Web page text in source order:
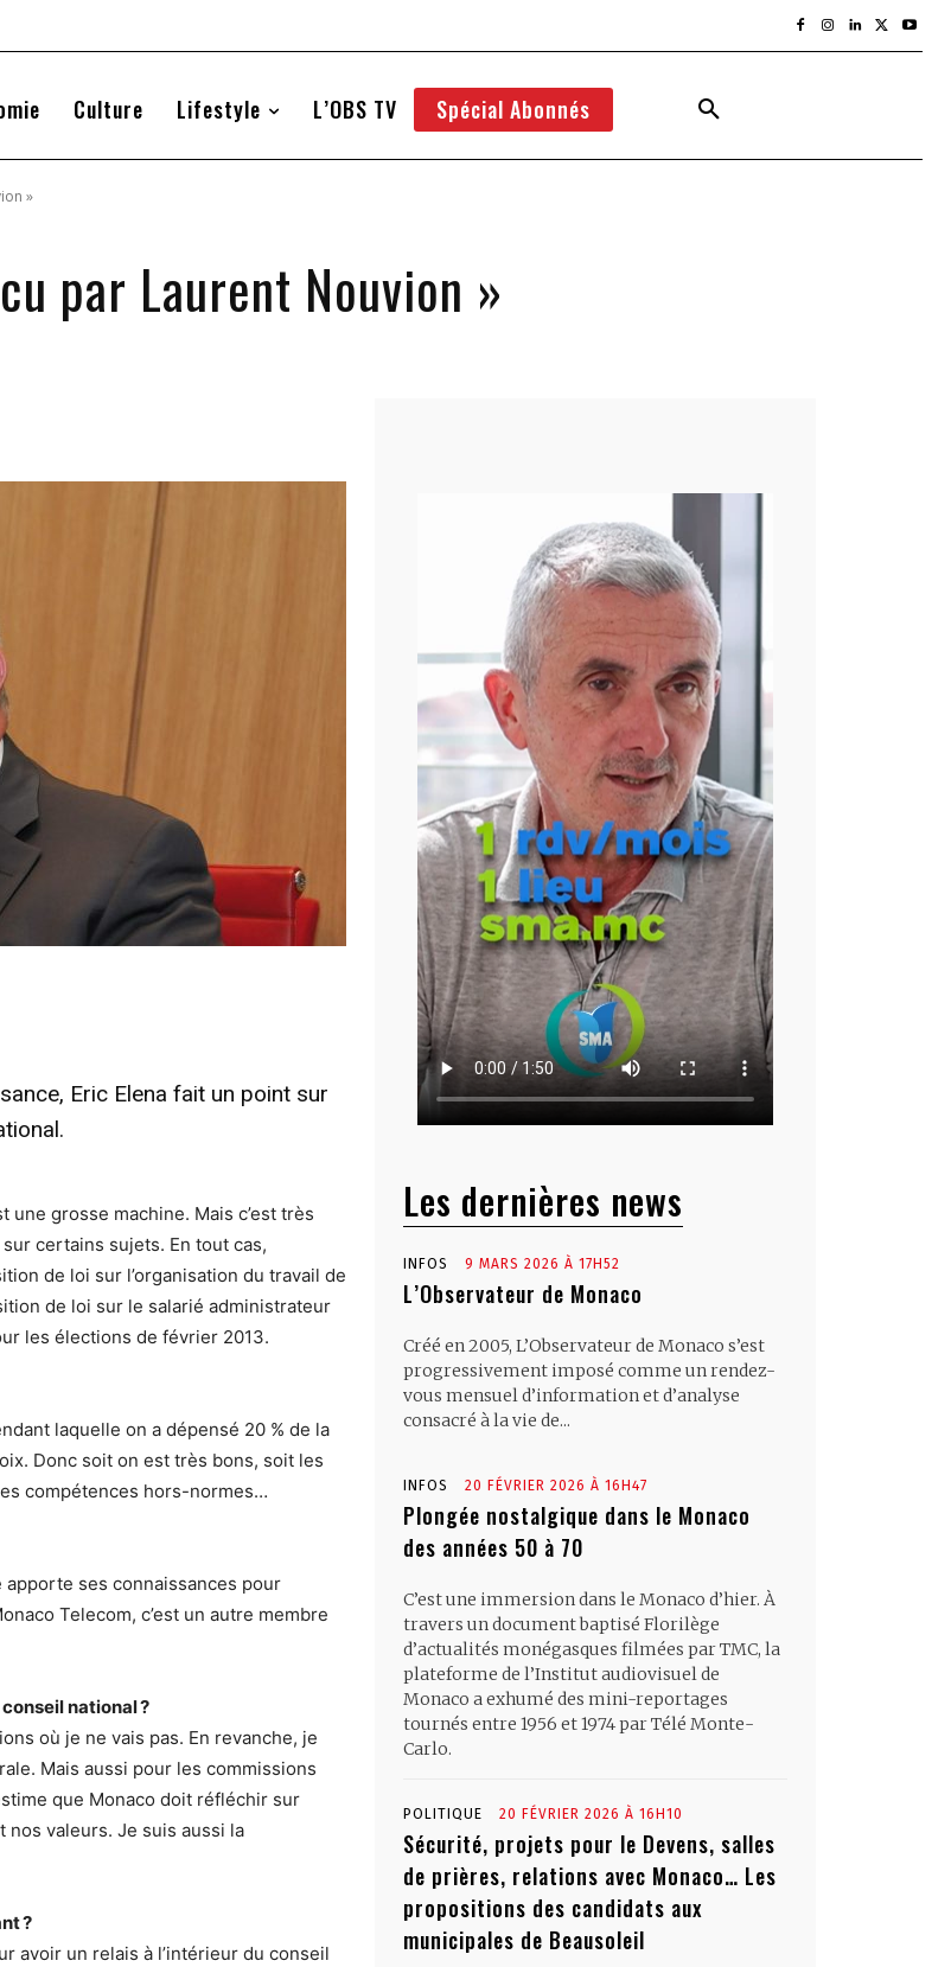
Culture Lifestyle L’OBS TV Spécial Abonnés
»
par Laurent Nouvion »
Eric Elena fait un point sur
une grosse machine. Mais c’est très
certains sujets. En tout cas,
de loi sur l’organisation du travail de
de loi sur le salarié administrateur
les élections de février 2013.
laquelle on a dépensé 20 % de la
Donc soit on est très bons, soit les
compétences hors-normes…
apporte ses connaissances pour
Telecom, c’est un autre membre
national ?
où je ne vais pas. En revanche, je
Mais aussi pour les commissions
que Monaco doit réfléchir sur
valeurs. Je suis aussi la
?
avoir un relais à l’intérieur du conseil
Les dernières news
INFOS 9 MARS 2026 À 17H52
L’Observateur de Monaco
Créé en 2005, L’Observateur de Monaco s’est
progressivement imposé comme un rendez-
vous mensuel d’information et d’analyse
consacré à la vie de...
INFOS 20 FÉVRIER 2026 À 16H47
Plongée nostalgique dans le Monaco
des années 50 à 70
C’est une immersion dans le Monaco d’hier. À
travers un document baptisé Florilège
d’actualités monégasques filmées par TMC, la
plateforme de l’Institut audiovisuel de
Monaco a exhumé des mini-reportages
tournés entre 1956 et 1974 par Télé Monte-
Carlo.
POLITIQUE 20 FÉVRIER 2026 À 16H10
Sécurité, projets pour le Devens, salles
de prières, relations avec Monaco… Les
propositions des candidats aux
municipales de Beausoleil